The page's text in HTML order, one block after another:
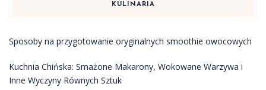
KULINARIA
Sposoby na przygotowanie oryginalnych smoothie owocowych
Kuchnia Chińska: Smażone Makarony, Wokowane Warzywa i
Inne Wyczyny Równych Sztuk